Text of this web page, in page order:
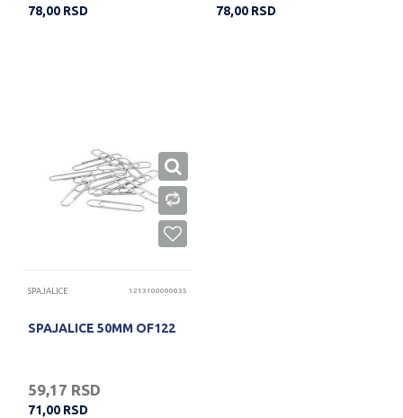
78,00 RSD 78,00 RSD
SPAJALICE 1213100000035
SPAJALICE 50MM OF122
59,17 RSD
71,00 RSD